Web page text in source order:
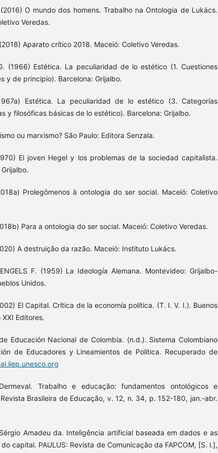
(2016) O mundo dos homens. Trabalho na Ontologia de Lukács.
Veredas.
Aparato crítico 2018. Maceió: Coletivo Veredas.
(1966) Estética. La peculiaridad de lo estético (1. Cuestiones
y de principio). Barcelona: Grijalbo.
(1967a) Estética. La peculiaridad de lo estético (3. Categorías
y filosóficas básicas de lo estético). Barcelona: Grijalbo.
ou marxismo? São Paulo: Editora Senzala.
(1970) El joven Hegel y los problemas de la sociedad capitalista.
(2018a) Prolegômenos à ontologia do ser social. Maceió: Coletivo
(2018b) Para a ontologia do ser social. Maceió: Coletivo Veredas.
(2020) A destruição da razão. Maceió: Instituto Lukács.
F. (1959) La Ideología Alemana. Montevideo: Grijalbo-
Unidos.
(2002) El Capital. Crítica de la economía política. (T. I. V. I.). Buenos
Editores.
Educación Nacional de Colombia. (n.d.). Sistema Colombiano
de Educadores y Lineamientos de Política. Recuperado de
Trabalho e educação: fundamentos ontológicos e
Brasileira de Educação, v. 12, n. 34, p. 152-180, jan.-abr.
Sérgio Amadeu da. Inteligência artificial baseada em dados e as
capital. PAULUS: Revista de Comunicação da FAPCOM, [S. l.],